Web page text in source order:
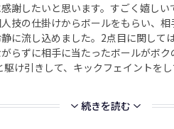
感謝したいと思います。すごく嬉し
技の仕掛けからボールをもらい、相
に流し込めました。2点目に関して
らずに相手に当たったボールがボ
駆け引きして、キックフェイントを
続きを読む